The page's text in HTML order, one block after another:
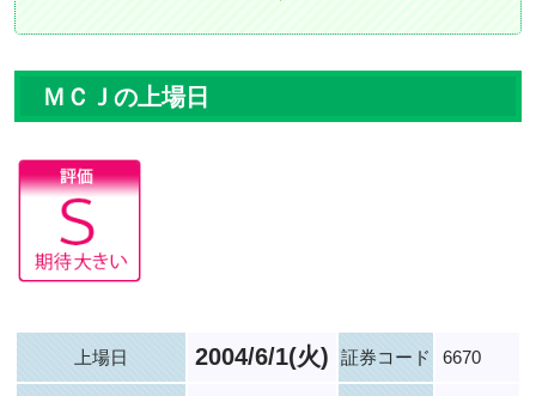
ＭＣＪの上場日
上場日 2004/6/1(火) 証券コード 6670